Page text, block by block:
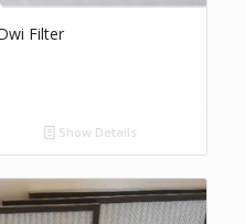
Filter
Show Details